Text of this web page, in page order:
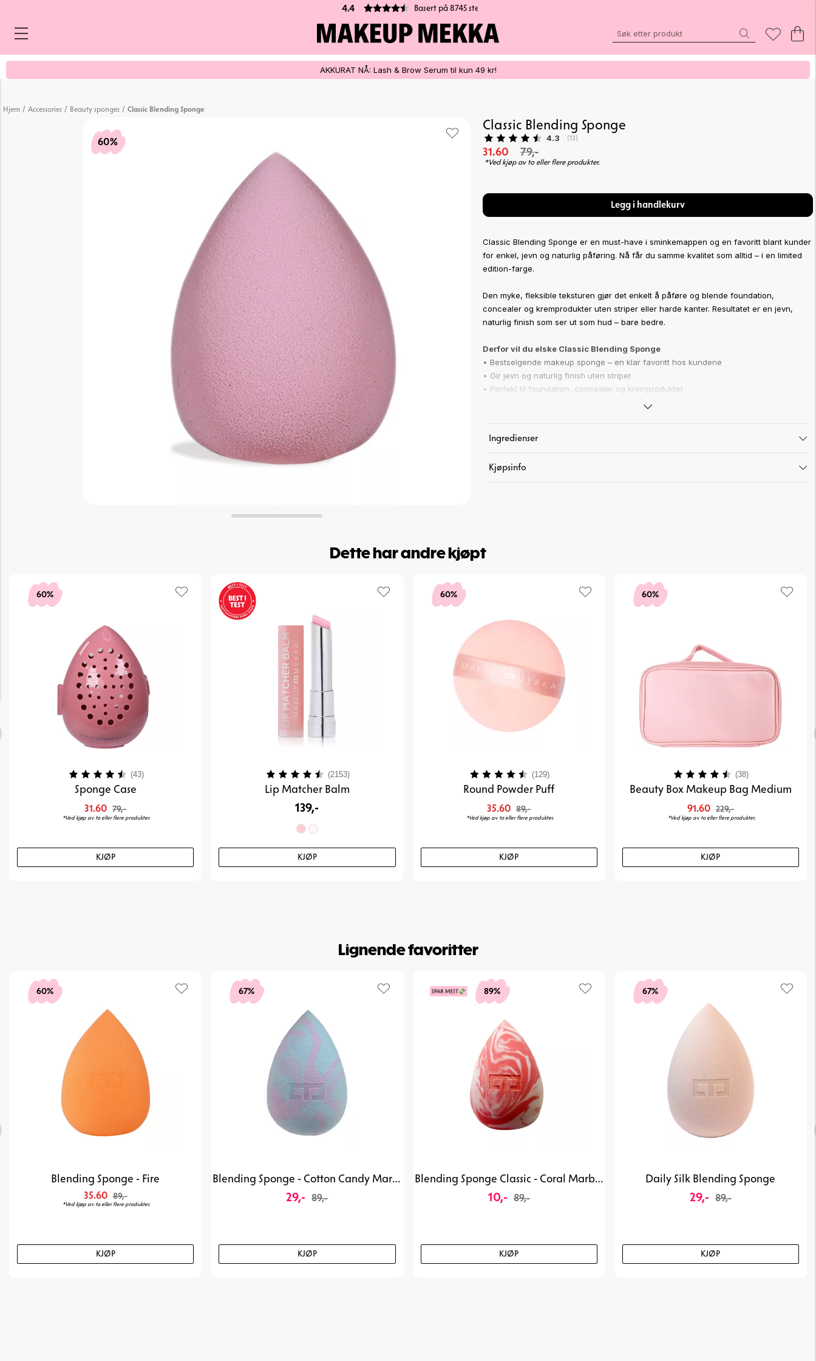
Basert på 8745 stemmer
AKKURAT NÅ: Lash & Brow Serum til kun 49 kr!
Hjem / Accessories / Beauty sponges / Classic Blending Sponge
60%
Classic Blending Sponge
Gjennomsnittskarakter:
4.3 (stemmer:
13)
31.60 79,-
*Ved kjøp av to eller flere produkter.
Legg i handlekurv
Classic Blending Sponge er en must-have i sminkemappen og en favoritt blant kunder
for enkel, jevn og naturlig påføring. Nå får du samme kvalitet som alltid – i en limited
edition-farge.
Den myke, fleksible teksturen gjør det enkelt å påføre og blende foundation,
concealer og kremprodukter uten striper eller harde kanter. Resultatet er en jevn,
naturlig finish som ser ut som hud – bare bedre.
Derfor vil du elske Classic Blending Sponge
• Bestselgende makeup sponge – en klar favoritt hos kundene
• Gir jevn og naturlig finish uten striper
• Perfekt til foundation, concealer og kremprodukter
• Myk og fleksibel tekstur som blender sømløst
Resultat
En jevn, naturlig og feilfri base der produktet smelter inn i huden. Gir en “second
skin”-finish uten synlige overganger.
områder.
Bruk svampen fuktig for en mer naturlig finish, eller tørr for mer dekning.
Classic Blending Sponge passer for deg som:
• Ønsker en jevn og naturlig base
• Vil ha enkel påføring av foundation og concealer
• Liker makeupverktøy som gir et profesjonelt resultat
• Vil ha en allsidig svamp som fungerer til flere produkter
Den brukes til å påføre og blende foundation, concealer og kremprodukter for et jevnt
Skal den brukes våt eller tørr?
Begge deler fungerer, men en fuktig svamp gir et mer naturlig resultat.
Ingredienser
Kjøpsinfo
Dette har andre kjøpt
60%
Sponge Case
31.60 79,-
*Ved kjøp av to eller flere produkter.
KJØP
Karakter: (43)4.3 av 5 mulige
Lip Matcher Balm
139,-
KJØP
Karakter: (2153)4.4 av 5 mulige
60%
Round Powder Puff
35.60 89,-
*Ved kjøp av to eller flere produkter.
KJØP
Karakter: (129)4.3 av 5 mulige
60%
Beauty Box Makeup Bag Medium
91.60 229,-
*Ved kjøp av to eller flere produkter.
KJØP
Karakter: (38)
Lignende favoritter
60%
Blending Sponge - Fire
35.60 89,-
*Ved kjøp av to eller flere produkter.
KJØP
67%
Blending Sponge - Cotton Candy Marble
29,- 89,-
KJØP
89%
Blending Sponge Classic - Coral Marble
10,- 89,-
KJØP
67%
Daily Silk Blending Sponge
29,- 89,-
KJØP